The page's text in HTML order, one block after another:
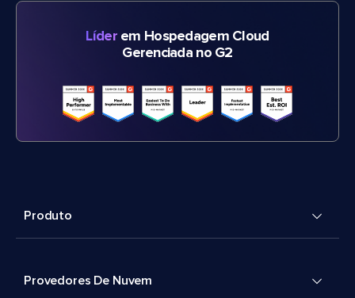
Líderem Hospedagem Cloud
Gerenciada no G2
Produto
Provedores De Nuvem